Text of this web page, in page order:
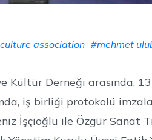
association #mehmet
Kültür Derneği arasında,
iş birliği protokolü
İşçioğlu ile Özgür Sanat